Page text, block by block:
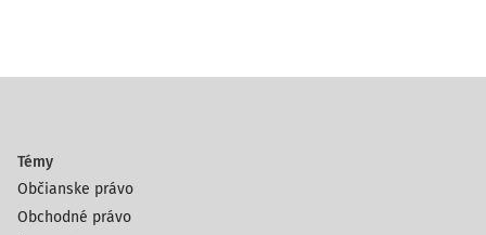
Témy
Občianske právo
Obchodné právo